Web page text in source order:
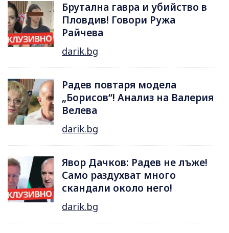
Брутална гавра и убийство в
Пловдив! Говори Ружа
Райчева
darik.bg
Радев повтаря модела
„Борисов“! Анализ на Валерия
Велева
darik.bg
Явор Дачков: Радев не лъже!
Само раздухват много
скандали около него!
darik.bg